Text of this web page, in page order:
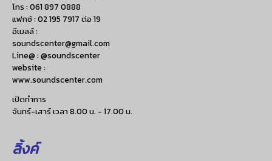
โทร :061 897 0888
แฟกซ์ :02 195 7917 ต่อ 19
อีเมลล์ :
soundscenter@gmail.com
Line@ : @soundscenter
website :
www.soundscenter.com
เปิดทำการ
จันทร์-เสาร์ เวลา 8.00 น. - 17.00 น.
ลิ้งค์